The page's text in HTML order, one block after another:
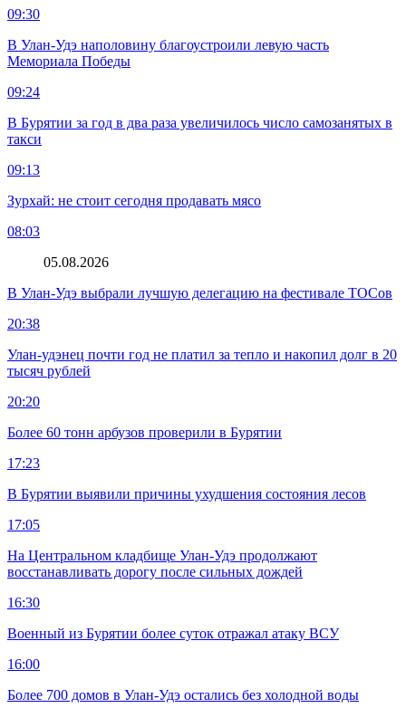
09:30
В Улан-Удэ наполовину благоустроили левую часть
Мемориала Победы
09:24
В Бурятии за год в два раза увеличилось число самозанятых в
такси
09:13
Зурхай: не стоит сегодня продавать мясо
08:03
05.08.2026
В Улан-Удэ выбрали лучшую делегацию на фестивале ТОСов
20:38
Улан-удэнец почти год не платил за тепло и накопил долг в 20
тысяч рублей
20:20
Более 60 тонн арбузов проверили в Бурятии
17:23
В Бурятии выявили причины ухудшения состояния лесов
17:05
На Центральном кладбище Улан-Удэ продолжают
восстанавливать дорогу после сильных дождей
16:30
Военный из Бурятии более суток отражал атаку ВСУ
16:00
Более 700 домов в Улан-Удэ остались без холодной воды